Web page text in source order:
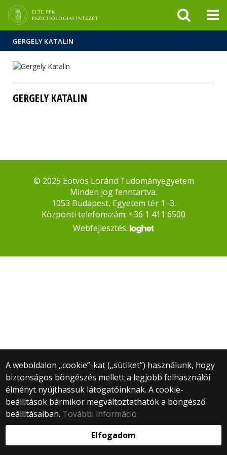
sajtóban
GERGELY KATALIN
GERGELY KATALIN
A weboldalon „cookie”-kat („sütiket”) használunk, hogy
biztonságos böngészés mellett a legjobb felhasználói
élményt nyújthassuk látogatóinknak. A cookie-
beállítások bármikor megváltoztathatók a böngésző
beállításaiban. További információ
Elfogadom
© 2025 Eötvös Loránd Tudományegyetem
Minden jog fenntartva.
1053 Budapest, Egyetem tér 1–3.
Központi telefonszám: +36 1 411 6500
Webfejlesztés: